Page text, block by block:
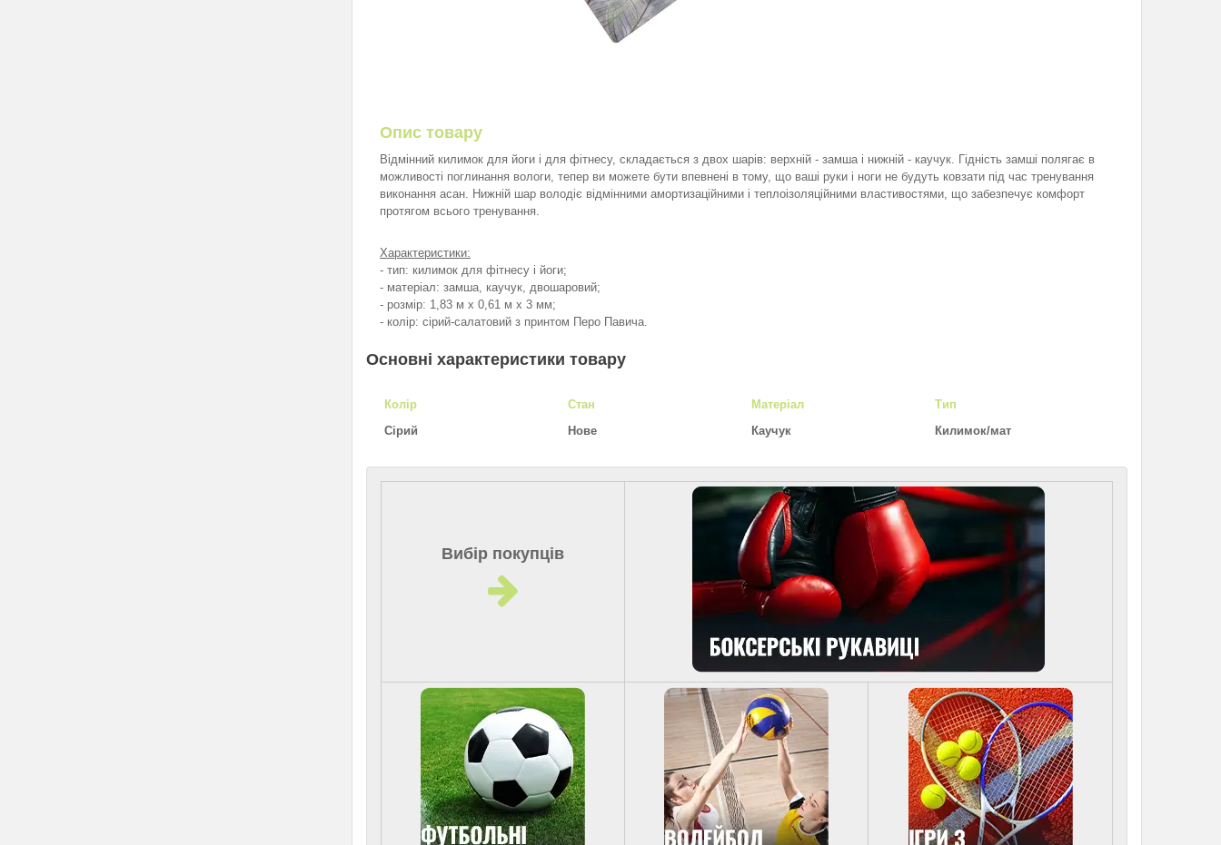
Опис товару
Відмінний килимок для йоги і для фітнесу, складається з двох шарів: верхній - замша і нижній - каучук. Гідність замші полягає в
можливості поглинання вологи, тепер ви можете бути впевнені в тому, що ваші руки і ноги не будуть ковзати під час тренування
виконання асан. Нижній шар володіє відмінними амортизаційними і теплоізоляційними властивостями, що забезпечує комфорт
протягом всього тренування.
Характеристики:
- тип: килимок для фітнесу і йоги;
- матеріал: замша, каучук, двошаровий;
- розмір: 1,83 м х 0,61 м х 3 мм;
- колір: сірий-салатовий з принтом Перо Павича.
Основні характеристики товару
Колір
Сірий
Стан
Нове
Матеріал
Каучук
Тип
Килимок/мат
Вибір покупців